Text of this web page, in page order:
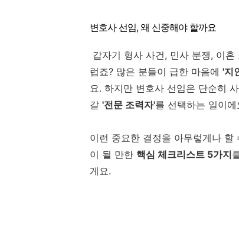
변호사 선임, 왜 신중해야 할까요
갑자기 형사 사건, 민사 분쟁, 이
럽죠? 많은 분들이 급한 마음에 '지
요. 하지만 변호사 선임은 단순히
갈 '전문 조력자'를 선택하는 일이에
이런 중요한 결정을 아무렇게나
이 될 만한 핵심 체크리스트 5가지
게요.